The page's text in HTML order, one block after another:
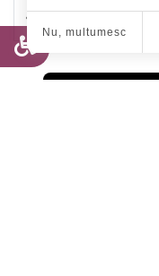
‹ 1 2 35
Nu, multumesc